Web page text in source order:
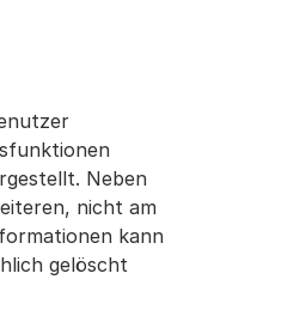
Neben
nicht am
kann
gelöscht